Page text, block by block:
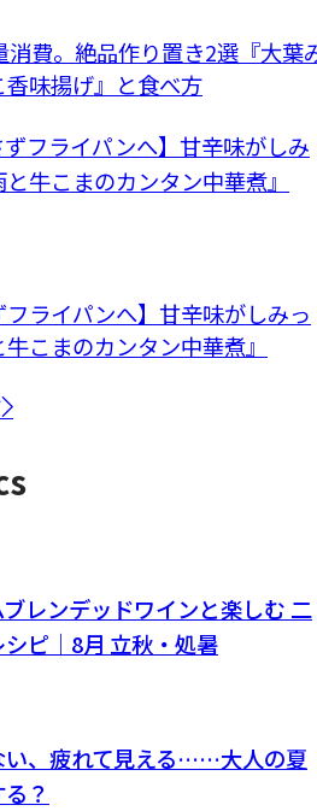
消費。絶品作り置き2選『大葉
味揚げ』と食べ方
フライパンへ】甘辛味がしみっ
こまのカンタン中華煮』
レンデッドワインと楽しむ 二
ピ｜8月 立秋・処暑
い、疲れて見える……大人の夏
？